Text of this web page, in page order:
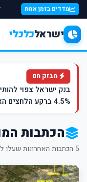
מדדים בזמן אמת
ישראלכלכלי
מבזק חם
בנק ישראל צפוי
4.5% ברקע הלחצים האינפלציוניים.
הכתבות
5 הכתבות האחרונות שעלו לאתר